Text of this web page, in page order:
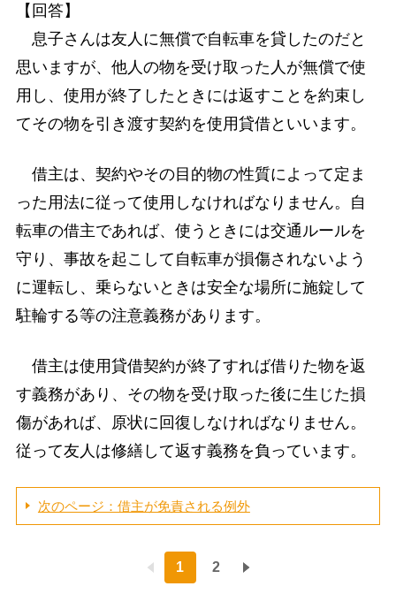
【回答】
息子さんは友人に無償で自転車を貸したのだと
思いますが、他人の物を受け取った人が無償で使
用し、使用が終了したときには返すことを約束し
てその物を引き渡す契約を使用貸借といいます。
借主は、契約やその目的物の性質によって定ま
った用法に従って使用しなければなりません。自
転車の借主であれば、使うときには交通ルールを
守り、事故を起こして自転車が損傷されないよう
に運転し、乗らないときは安全な場所に施錠して
駐輪する等の注意義務があります。
借主は使用貸借契約が終了すれば借りた物を返
す義務があり、その物を受け取った後に生じた損
傷があれば、原状に回復しなければなりません。
従って友人は修繕して返す義務を負っています。
次のページ：借主が免責される例外
1 2